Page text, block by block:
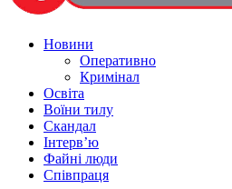
Новини
Оперативно
Кримінал
Освіта
Воїни тилу
Скандал
Інтерв’ю
Файні люди
Співпраця